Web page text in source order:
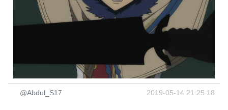
@Abdul_S17 2019-05-14 21:25:18